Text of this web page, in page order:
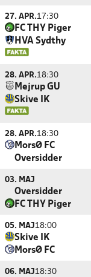
27. APR.17:30
FC THY Piger
HVA Sydthy
28. APR.18:30
Mejrup GU
Skive IK
28. APR.18:30
MorsØ FC
Oversidder
03. MAJ
Oversidder
FC THY Piger
05. MAJ18:00
Skive IK
MorsØ FC
06. MAJ18:30